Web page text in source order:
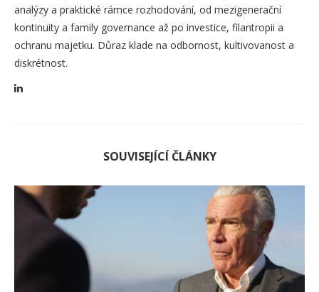
analýzy a praktické rámce rozhodování, od mezigenerační
kontinuity a family governance až po investice, filantropii a
ochranu majetku. Důraz klade na odbornost, kultivovanost a
diskrétnost.
SOUVISEJÍCÍ ČLÁNKY